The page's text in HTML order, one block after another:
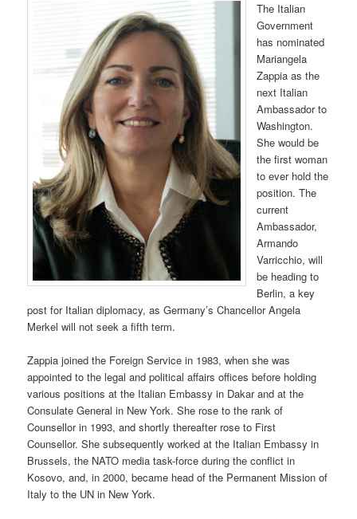
The Italian
Government
has nominated
Mariangela
Zappia as the
next Italian
Ambassador to
Washington.
She would be
the first woman
to ever hold the
position. The
current
Ambassador,
Armando
Varricchio, will
be heading to
Berlin, a key
post for Italian diplomacy, as Germany’s Chancellor Angela
Merkel will not seek a fifth term.
Zappia joined the Foreign Service in 1983, when she was
appointed to the legal and political affairs offices before holding
various positions at the Italian Embassy in Dakar and at the
Consulate General in New York. She rose to the rank of
Counsellor in 1993, and shortly thereafter rose to First
Counsellor. She subsequently worked at the Italian Embassy in
Brussels, the NATO media task-force during the conflict in
Kosovo, and, in 2000, became head of the Permanent Mission of
Italy to the UN in New York.